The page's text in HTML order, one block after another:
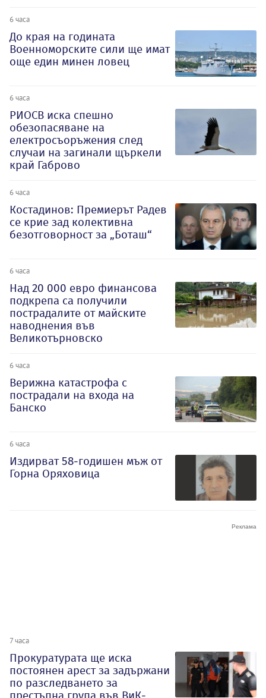
6 часа
До края на годината
Военноморските сили ще имат
още един минен ловец
6 часа
РИОСВ иска спешно
обезопасяване на
електросъоръжения след
случаи на загинали щъркели
край Габрово
6 часа
Костадинов: Премиерът Радев
се крие зад колективна
безотговорност за „Боташ“
6 часа
Над 20 000 евро финансова
подкрепа са получили
пострадалите от майските
наводнения във
Великотърновско
6 часа
Верижна катастрофа с
пострадали на входа на
Банско
6 часа
Издирват 58-годишен мъж от
Горна Оряховица
7 часа
Прокуратурата ще иска
постоянен арест за задържани
по разследването за
престъпна група във ВиК-